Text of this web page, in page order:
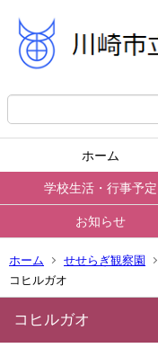
ホーム
学校生活・行事予定
お知らせ
ホーム せせらぎ観察園
コヒルガオ
コヒルガオ